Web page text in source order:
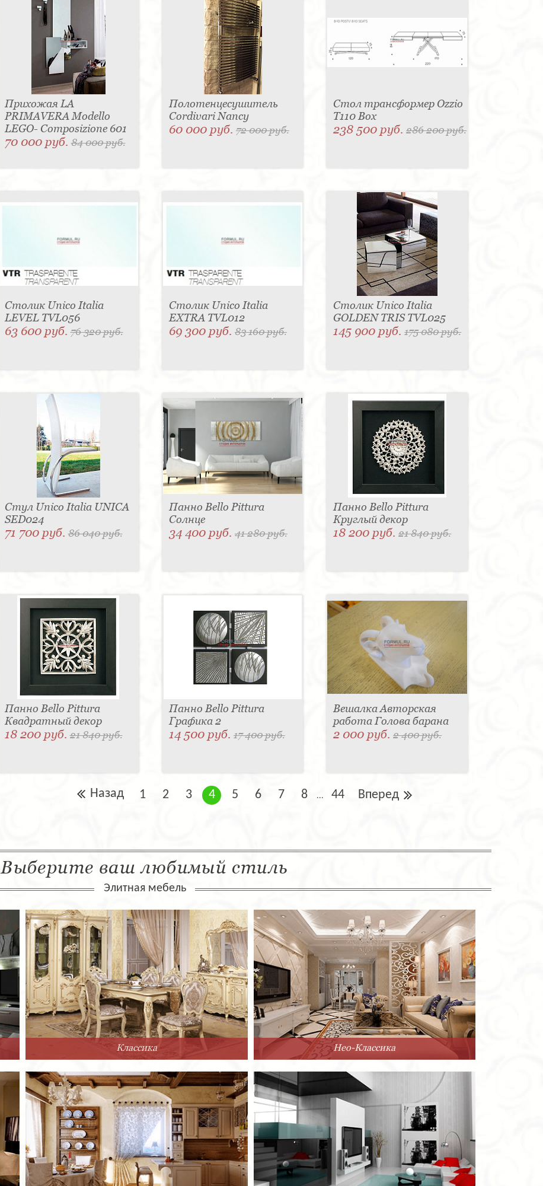
Прихожая LA
PRIMAVERA Modello
LEGO- Composizione 601
70 000 руб.84 000 руб.
Полотенцесушитель
Cordivari Nancy
60 000 руб. 72 000 руб.
Стол трансформер Ozzio
T110 Box
238 500 руб.286 200 руб.
Столик Unico Italia
LEVEL TVL056
63 600 руб.76 320 руб.
Столик Unico Italia
EXTRA TVL012
69 300 руб. 83 160 руб.
Столик Unico Italia
GOLDEN TRIS TVL025
145 900 руб.175 080 руб.
Стул Unico Italia UNICA
SED024
71 700 руб.86 040 руб.
Панно Bello Pittura
Солнце
34 400 руб. 41 280 руб.
Панно Bello Pittura
Круглый декор
18 200 руб.21 840 руб.
Панно Bello Pittura
Квадратный декор
18 200 руб.21 840 руб.
Панно Bello Pittura
Графика 2
14 500 руб. 17 400 руб.
Вешалка Авторская
работа Голова барана
2 000 руб.2 400 руб.
Назад 1 2 3 4 5 6 7 8 ... 44 Вперед
Выберите ваш любимый стиль
Элитная мебель
Классика Нео-Классика